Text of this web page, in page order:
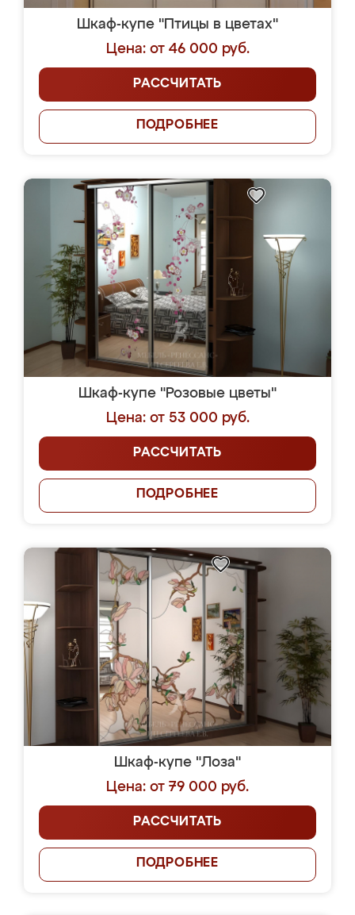
Шкаф-купе "Птицы в цветах"
Цена: от 46 000 руб.
РАССЧИТАТЬ
ПОДРОБНЕЕ
Шкаф-купе "Розовые цветы"
Цена: от 53 000 руб.
РАССЧИТАТЬ
ПОДРОБНЕЕ
Шкаф-купе "Лоза"
Цена: от 79 000 руб.
РАССЧИТАТЬ
ПОДРОБНЕЕ